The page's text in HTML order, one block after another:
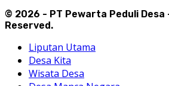
© 2026 - PT Pewarta Peduli Desa
Reserved.
Liputan Utama
Desa Kita
Wisata Desa